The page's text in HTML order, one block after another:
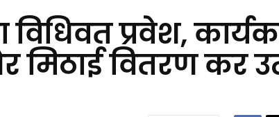
प्रवेश,
वितरण कर